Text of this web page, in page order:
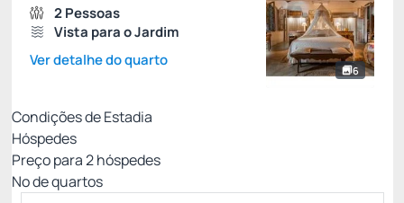
6
2 Pessoas
Vista para o Jardim
Ver detalhe do quarto
Condições de Estadia
Hóspedes
Preço para2hóspedes
Nº de quartos